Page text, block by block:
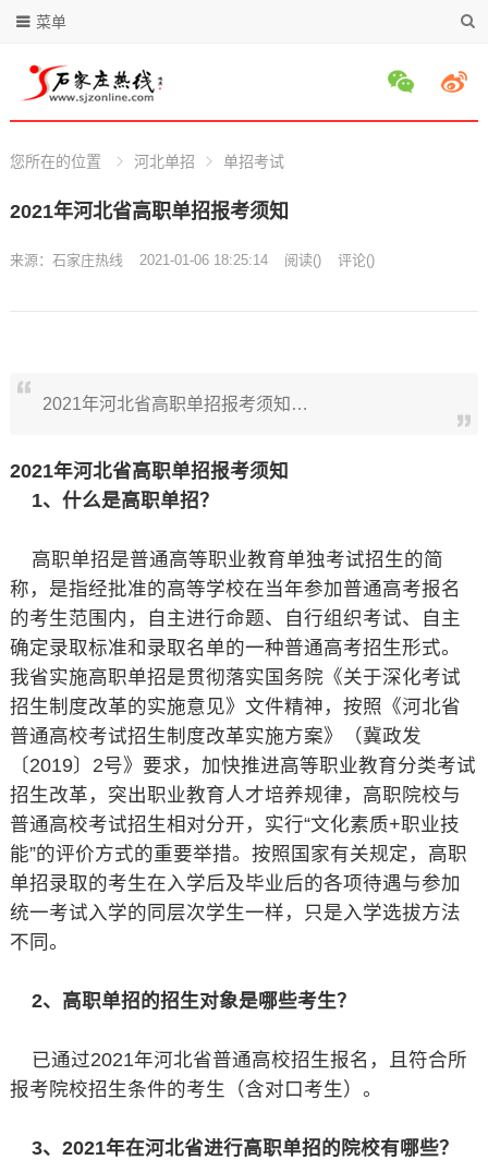
菜单
您所在的位置 河北单招 单招考试
2021年河北省高职单招报考须知
来源： 石家庄热线 2021-01-06 18:25:14 阅读() 评论()
2021年河北省高职单招报考须知…
2021年河北省高职单招报考须知
1、什么是高职单招？
高职单招是普通高等职业教育单独考试招生的简
称，是指经批准的高等学校在当年参加普通高考报名
的考生范围内，自主进行命题、自行组织考试、自主
确定录取标准和录取名单的一种普通高考招生形式。
我省实施高职单招是贯彻落实国务院《关于深化考试
招生制度改革的实施意见》文件精神，按照《河北省
普通高校考试招生制度改革实施方案》（冀政发
〔2019〕2号》要求，加快推进高等职业教育分类考试
招生改革，突出职业教育人才培养规律，高职院校与
普通高校考试招生相对分开，实行“文化素质+职业技
能”的评价方式的重要举措。按照国家有关规定，高职
单招录取的考生在入学后及毕业后的各项待遇与参加
统一考试入学的同层次学生一样，只是入学选拔方法
不同。
2、高职单招的招生对象是哪些考生？
已通过2021年河北省普通高校招生报名，且符合所
报考院校招生条件的考生（含对口考生）。
3、2021年在河北省进行高职单招的院校有哪些？